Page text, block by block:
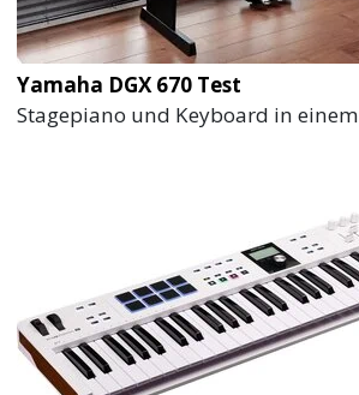
Yamaha DGX 670 Test
Stagepiano und Keyboard in einem